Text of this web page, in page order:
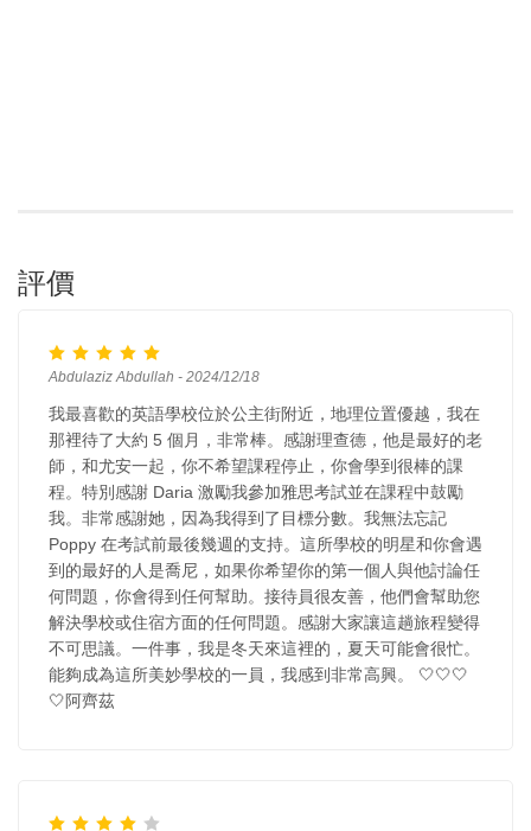
評價
Abdulaziz Abdullah - 2024/12/18
我最喜歡的英語學校位於公主街附近，地理位置優越，我在
那裡待了大約 5 個月，非常棒。感謝理查德，他是最好的老
師，和尤安一起，你不希望課程停止，你會學到很棒的課
程。特別感謝 Daria 激勵我參加雅思考試並在課程中鼓勵
我。非常感謝她，因為我得到了目標分數。我無法忘記
Poppy 在考試前最後幾週的支持。這所學校的明星和你會遇
到的最好的人是喬尼，如果你希望你的第一個人與他討論任
何問題，你會得到任何幫助。接待員很友善，他們會幫助您
解決學校或住宿方面的任何問題。感謝大家讓這趟旅程變得
不可思議。一件事，我是冬天來這裡的，夏天可能會很忙。
能夠成為這所美妙學校的一員，我感到非常高興。 🤍🤍🤍
🤍阿齊茲